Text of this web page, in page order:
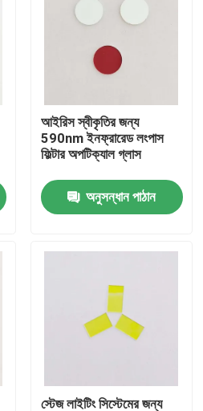
আইরিস স্বীকৃতির জন্য
590nm ইনফ্রারেড লংপাস
ফিল্টার অপটিক্যাল গ্লাস
অনুসন্ধান পাঠান
স্টেজ লাইটিং সিস্টেমের জন্য